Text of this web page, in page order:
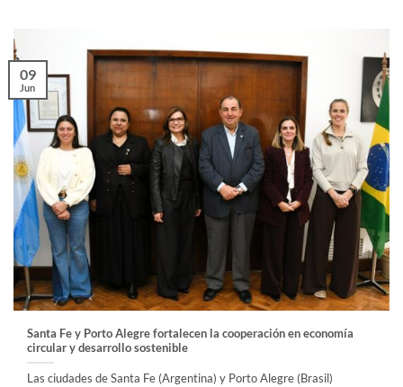
Santa Fe y Porto Alegre fortalecen la cooperación en economía
circular y desarrollo sostenible
Las ciudades de Santa Fe (Argentina) y Porto Alegre (Brasil)
09
Jun